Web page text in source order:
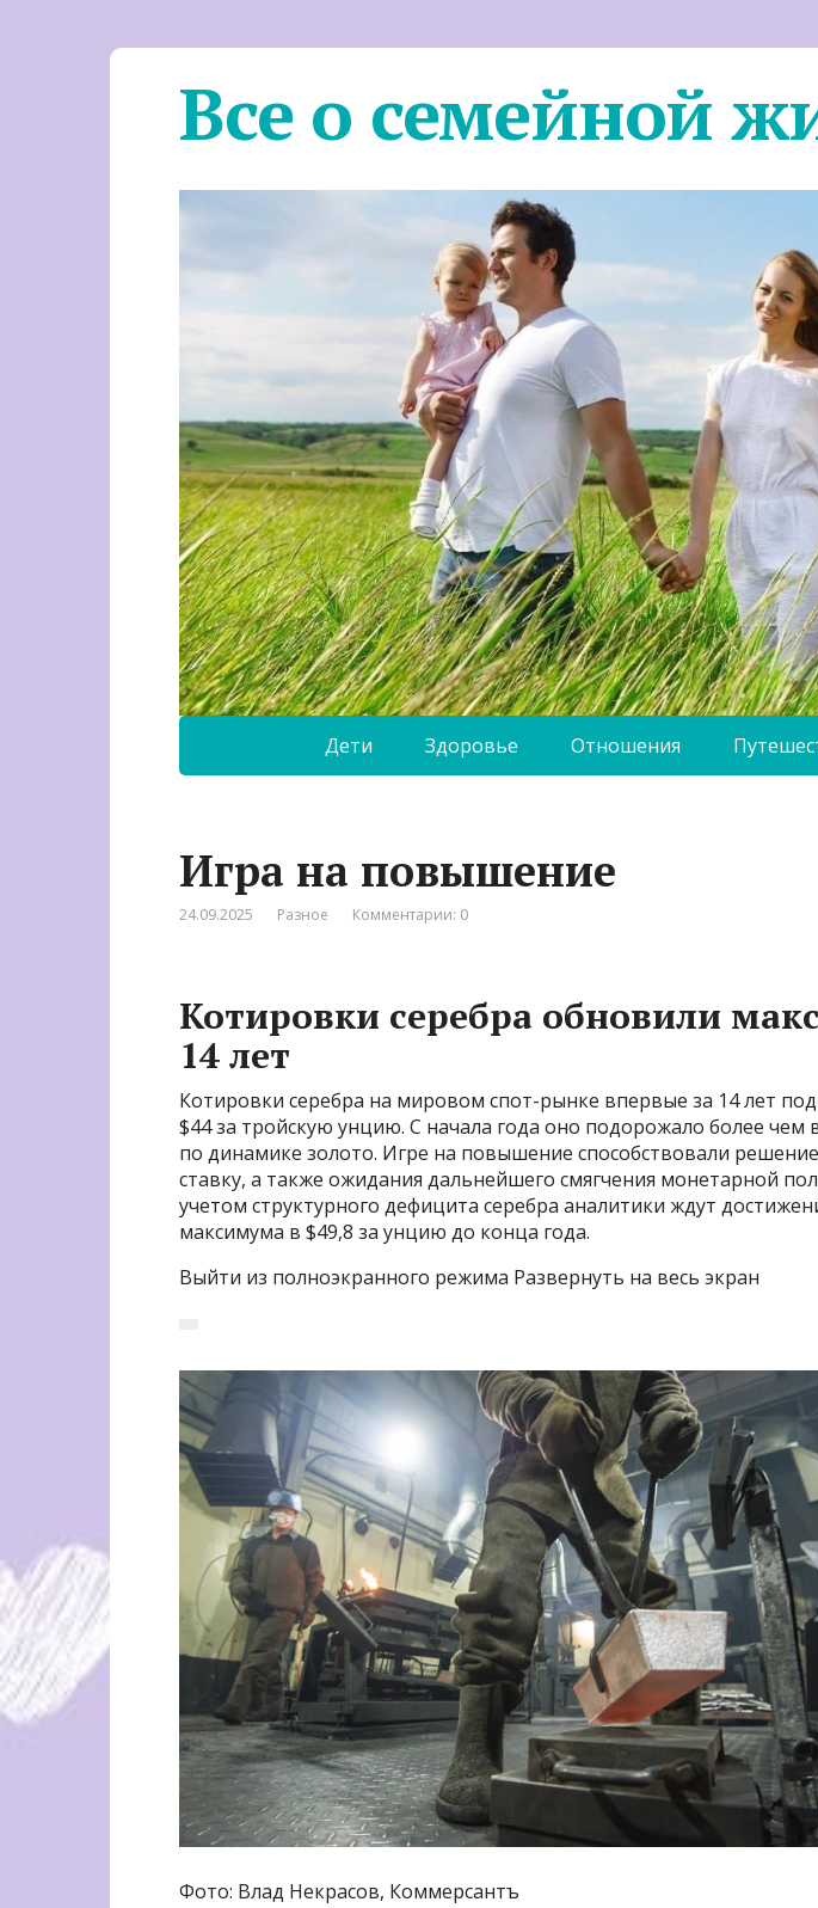
Все о семейной
Дети Здоровье Отношения
Игра на повышение
24.09.2025 Разное Комментарии: 0
Котировки серебра обновили
14 лет
Котировки серебра на мировом спот-рынке впервые за 14 лет
$44 за тройскую унцию. С начала года оно подорожало более чем
по динамике золото. Игре на повышение способствовали
ставку, а также ожидания дальнейшего смягчения монетарной
учетом структурного дефицита серебра аналитики ждут
максимума в $49,8 за унцию до конца года.
Выйти из полноэкранного режима Развернуть на весь экран
Фото: Влад Некрасов, Коммерсантъ